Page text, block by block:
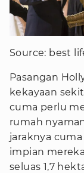
Source: best
Pasangan
kekayaan
cuma perlu
rumah
jaraknya
impian
seluas 1,7